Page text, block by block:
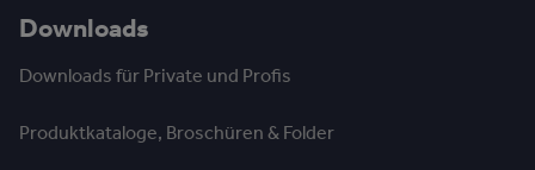
Downloads
Downloads für Private und Profis
Produktkataloge, Broschüren & Folder